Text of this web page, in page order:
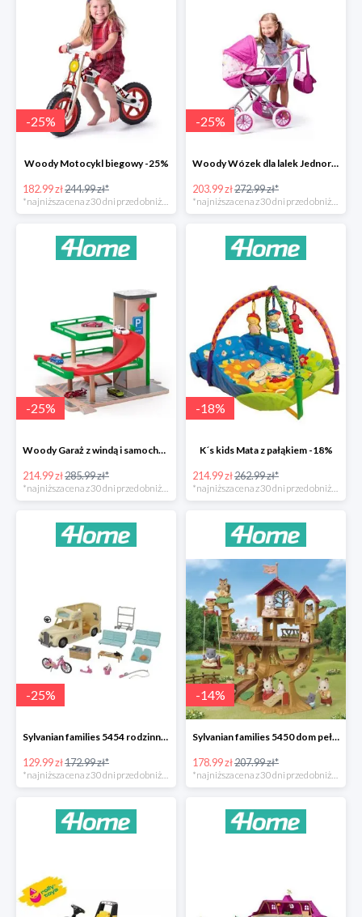
-25%
Woody Motocykl biegowy -25%
182.99 zł244.99 zł*
-25%
Woody Wózek dla lalek Jednorożec -25%
203.99 zł272.99 zł*
-25%
Woody Garaż z windą i samochodziki SIKU -25%
214.99 zł285.99 zł*
-18%
K´s kids Mata z pałąkiem -18%
214.99 zł262.99 zł*
-25%
Sylvanian families 5454 rodzinny kamper -25%
129.99 zł172.99 zł*
*najniższa cena z 30 dni przed obniżką
-14%
Sylvanian families 5450 dom pełen przygód na drzewie -14%
178.99 zł207.99 zł*
*najniższa cena z 30 dni przed obniżką